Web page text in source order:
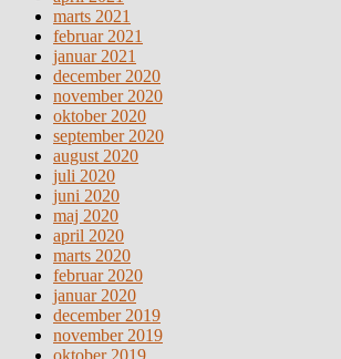
marts 2021
februar 2021
januar 2021
december 2020
november 2020
oktober 2020
september 2020
august 2020
juli 2020
juni 2020
maj 2020
april 2020
marts 2020
februar 2020
januar 2020
december 2019
november 2019